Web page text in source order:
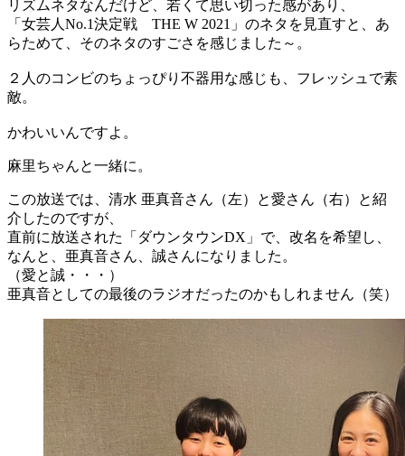
リズムネタなんだけど、若くて思い切った感があり、
「女芸人No.1決定戦 THE W 2021」のネタを見直すと、あ
らためて、そのネタのすごさを感じました～。
２人のコンビのちょっぴり不器用な感じも、フレッシュで素
敵。
かわいいんですよ。
麻里ちゃんと一緒に。
この放送では、清水 亜真音さん（左）と愛さん（右）と紹
介したのですが、
直前に放送された「ダウンタウンDX」で、改名を希望し、
なんと、亜真音さん、誠さんになりました。
（愛と誠・・・）
亜真音としての最後のラジオだったのかもしれません（笑）